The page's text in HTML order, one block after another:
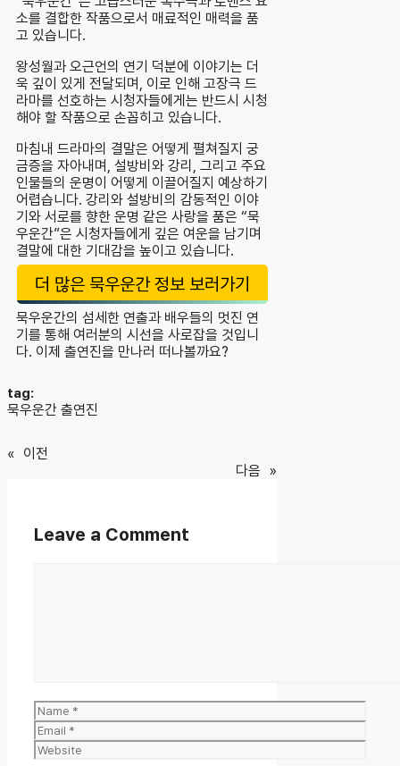
소를 결합한 작품으로서 매료적인 매력을 품
고 있습니다.
왕성월과 오근언의 연기 덕분에 이야기는 더
욱 깊이 있게 전달되며, 이로 인해 고장극 드
라마를 선호하는 시청자들에게는 반드시 시청
해야 할 작품으로 손꼽히고 있습니다.
마침내 드라마의 결말은 어떻게 펼쳐질지 궁
금증을 자아내며, 설방비와 강리, 그리고 주요
인물들의 운명이 어떻게 이끌어질지 예상하기
어렵습니다. 강리와 설방비의 감동적인 이야
기와 서로를 향한 운명 같은 사랑을 품은 “묵
우운간”은 시청자들에게 깊은 여운을 남기며
결말에 대한 기대감을 높이고 있습니다.
더 많은 묵우운간 정보 보러가기
묵우운간의 섬세한 연출과 배우들의 멋진 연
기를 통해 여러분의 시선을 사로잡을 것입니
다. 이제 출연진을 만나러 떠나볼까요?
tag:
묵우운간 출연진
« 이전
다음 »
Leave a Comment
Name
Email
Website